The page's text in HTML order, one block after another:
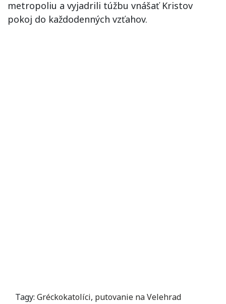
metropoliu a vyjadrili túžbu vnášať Kristov
pokoj do každodenných vzťahov.
Tagy: Gréckokatolíci, putovanie na Velehrad